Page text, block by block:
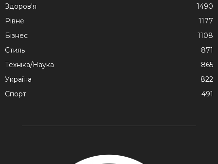
Здоров'я
1490
Рівне
1177
Бізнес
1108
Стиль
871
Техніка/Наука
865
Україна
822
Спорт
491